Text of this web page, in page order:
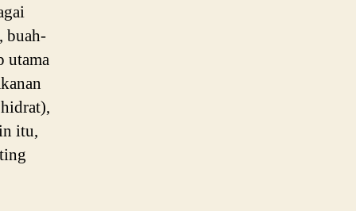
buah-
utama
itu,